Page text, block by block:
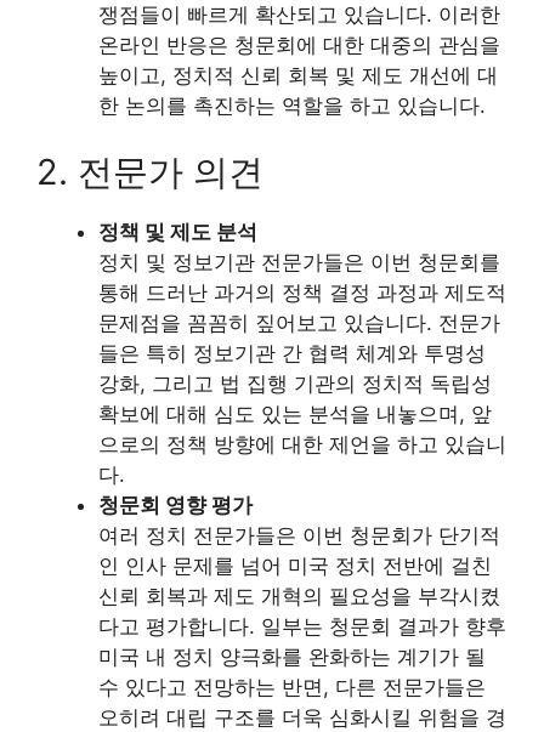
쟁점들이 빠르게 확산되고 있습니다. 이러한
온라인 반응은 청문회에 대한 대중의 관심을
높이고, 정치적 신뢰 회복 및 제도 개선에 대
한 논의를 촉진하는 역할을 하고 있습니다.
2. 전문가 의견
정책 및 제도 분석
정치 및 정보기관 전문가들은 이번 청문회를
통해 드러난 과거의 정책 결정 과정과 제도적
문제점을 꼼꼼히 짚어보고 있습니다. 전문가
들은 특히 정보기관 간 협력 체계와 투명성
강화, 그리고 법 집행 기관의 정치적 독립성
확보에 대해 심도 있는 분석을 내놓으며, 앞
으로의 정책 방향에 대한 제언을 하고 있습니
다.
청문회 영향 평가
여러 정치 전문가들은 이번 청문회가 단기적
인 인사 문제를 넘어 미국 정치 전반에 걸친
신뢰 회복과 제도 개혁의 필요성을 부각시켰
다고 평가합니다. 일부는 청문회 결과가 향후
미국 내 정치 양극화를 완화하는 계기가 될
수 있다고 전망하는 반면, 다른 전문가들은
오히려 대립 구조를 더욱 심화시킬 위험을 경